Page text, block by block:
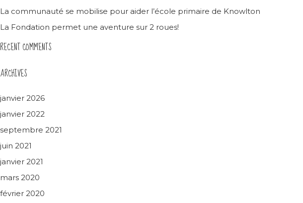
La communauté se mobilise pour aider l’école primaire de Knowlton
La Fondation permet une aventure sur 2 roues!
RECENT COMMENTS
ARCHIVES
janvier 2026
janvier 2022
septembre 2021
juin 2021
janvier 2021
mars 2020
février 2020